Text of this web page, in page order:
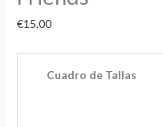
€15.00
Cuadro de Tallas